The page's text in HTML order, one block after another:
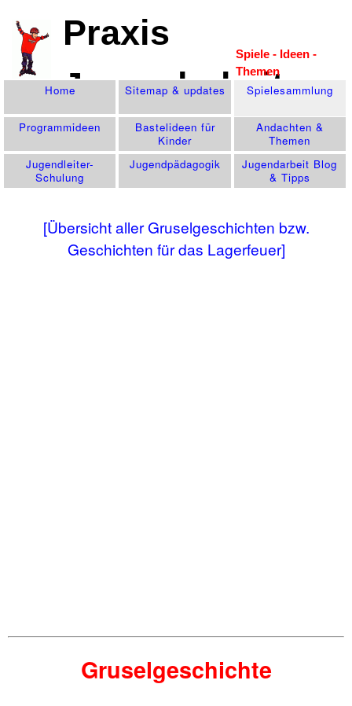
Praxis
Jugendarbeit
Spiele - Ideen -
Themen
Home Sitemap & updates Spiele­sammlung
Programm­ideen
Bastelideen für
Kinder
Andachten &
Themen
Jugendleiter-
Schulung
Jugend­pädagogik
Jugendarbeit Blog
& Tipps
[Übersicht aller Gruselgeschichten bzw.
Geschichten für das Lagerfeuer]
Gruselgeschichte